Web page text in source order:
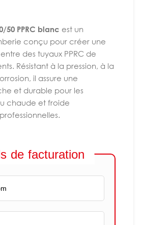
50 PPRC blanc est un
conçu pour créer une
des tuyaux PPRC de
Résistant à la pression, à la
il assure une
et durable pour les
chaude et froide
de facturation